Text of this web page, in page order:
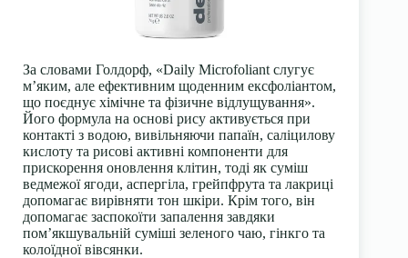
За словами Голдорф, «Daily Microfoliant слугує
м’яким, але ефективним щоденним ексфоліантом,
що поєднує хімічне та фізичне відлущування».
Його формула на основі рису активується при
контакті з водою, вивільняючи папаїн, саліцилову
кислоту та рисові активні компоненти для
прискорення оновлення клітин, тоді як суміш
ведмежої ягоди, аспергіла, грейпфрута та лакриці
допомагає вирівняти тон шкіри. Крім того, він
допомагає заспокоїти запалення завдяки
пом’якшувальній суміші зеленого чаю, гінкго та
колоїдної вівсянки.